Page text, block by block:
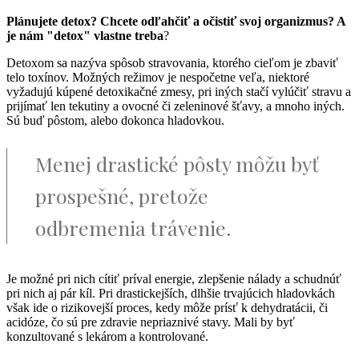
Plánujete detox? Chcete odľahčiť a očistiť svoj organizmus? A
je nám "detox" vlastne treba?
Detoxom sa nazýva spôsob stravovania, ktorého cieľom je zbaviť
telo toxínov. Možných režimov je nespočetne veľa, niektoré
vyžadujú kúpené detoxikačné zmesy, pri iných stačí vylúčiť stravu a
prijímať len tekutiny a ovocné či zeleninové šťavy, a mnoho iných.
Sú buď pôstom, alebo dokonca hladovkou.
Menej drastické pôsty môžu byť
prospešné, pretože
odbremenia trávenie.
Je možné pri nich cítiť príval energie, zlepšenie nálady a schudnúť
pri nich aj pár kíl. Pri drastickejších, dlhšie trvajúcich hladovkách
však ide o rizikovejší proces, kedy môže prísť k dehydratácii, či
acidóze, čo sú pre zdravie nepriaznivé stavy. Mali by byť
konzultované s lekárom a kontrolované.